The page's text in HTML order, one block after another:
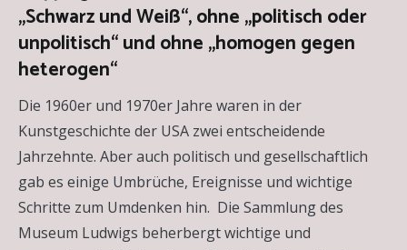
Kunstwerke ,
Essays ,
Kunstausstellungen
„Schwarz und Weiß“, ohne „politisch oder
unpolitisch“ und ohne „homogen gegen
heterogen“
Die 1960er und 1970er Jahre waren in der
Kunstgeschichte der USA zwei entscheidende
Jahrzehnte. Aber auch politisch und gesellschaftlich
gab es einige Umbrüche, Ereignisse und wichtige
Schritte zum Umdenken hin. Die Sammlung des
Museum Ludwigs beherbergt wichtige und